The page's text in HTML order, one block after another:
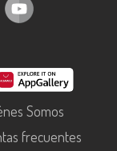
Somos
frecuentes